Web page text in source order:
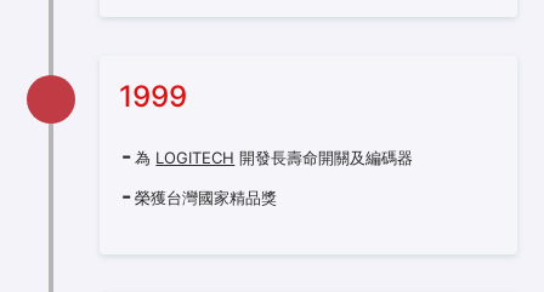
1999
為 LOGITECH 開發長壽命開關及編碼器
榮獲台灣國家精品獎